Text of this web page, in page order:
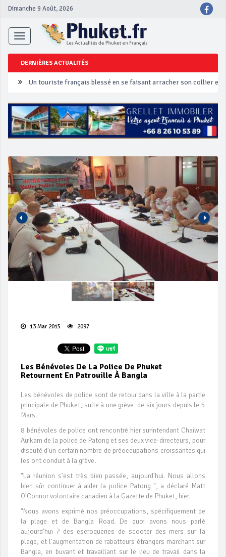
Dimanche 9 Août, 2026
Toggle
navigation
DERNIÈRES ACTUALITÉS
Un touriste français blessé en se faisant arracher son collier en
Phuket Peranakan Festival
‘Phuket Eye’ assurera la sécurité pendant Songkran
Campagne de sécurité routière ‘Seven Days of Danger’ de
13 Mar 2015 2097
Les Bénévoles De La Police De Phuket
Retournent En Patrouille À Bangla
Les bénévoles de police sont de retour dans la ville à la partie
principale de Phuket, suite à une grève de six jours depuis le 5
Mars.
8 bénévoles de police ont rencontré hier surintendant Chaiwat
Auikam de la police de Patong et ses deux vice-directeurs, pour
discuté d'un certain nombre de préoccupations croissantes qui
les ont conduit à la grève.
"La réunion s'est très bien passée, aujourd'hui. Nous allons
bien sûr continuer à aider la police Patong ", a déclaré Matt
O'Connor volontaire canadien à la Gazette de Phuket, hier.
"Nous avons exprimé nos préoccupations, spécifiquement de
la plage et de Bangla Road. De quoi avons nous parlé
aujourd'hui ? des escroqueries de scooter des mers sur la
plage, et l'augmentation de rabatteurs étrangers marchant sur
Bangla, en buvant et travaillant sur le lieu de travail dans la